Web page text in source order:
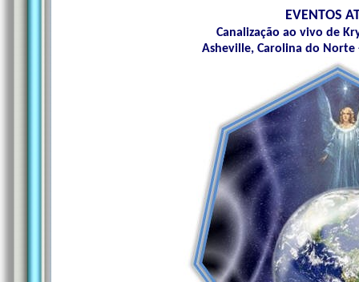
EVENTOS
Canalização ao vivo de
Asheville, Carolina do Norte